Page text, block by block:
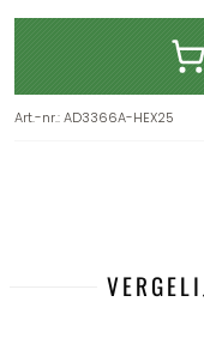
Art.-nr.:AD3366A-HEX25